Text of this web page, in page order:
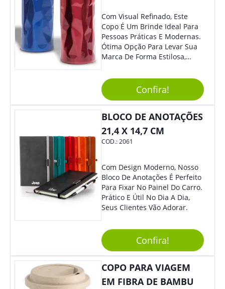
Com Visual Refinado, Este
Copo É Um Brinde Ideal Para
Pessoas Práticas E Modernas.
Ótima Opção Para Levar Sua
Marca De Forma Estilosa,
Empresa Em Eventos,
Reuniões Corporativas Ou Até
Mesmo Para Presentear
Colaboradores.
Confira!
BLOCO DE ANOTAÇÕES
21,4 X 14,7 CM
COD.:2061
Com Design Moderno, Nosso
Bloco De Anotações É Perfeito
Para Fixar No Painel Do Carro.
Prático E Útil No Dia A Dia,
Seus Clientes Vão Adorar.
Confira!
COPO PARA VIAGEM
EM FIBRA DE BAMBU